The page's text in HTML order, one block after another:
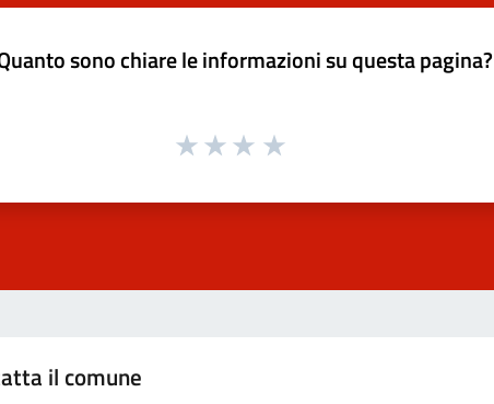
sono chiare le informazioni su questa pagina?
il comune